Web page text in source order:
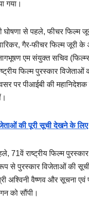
गया।
घोषणा से पहले, फीचर फिल्म
गैर-फीचर फिल्म जूरी के
एम संयुक्त सचिव
फिल्म पुरस्कार विजेताओं
पर पीआईबी की महानिदेशक
की पूरी सूची देखने के
71वें राष्ट्रीय फिल्म
से पुरस्कार विजेताओं की
अश्विनी वैष्णव और सूचना एवं
को सौंपी।